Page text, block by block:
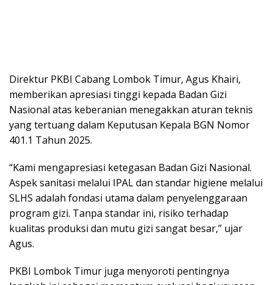
Direktur PKBI Cabang Lombok Timur, Agus Khairi,
memberikan apresiasi tinggi kepada Badan Gizi
Nasional atas keberanian menegakkan aturan teknis
yang tertuang dalam Keputusan Kepala BGN Nomor
401.1 Tahun 2025.
“Kami mengapresiasi ketegasan Badan Gizi Nasional.
Aspek sanitasi melalui IPAL dan standar higiene melalui
SLHS adalah fondasi utama dalam penyelenggaraan
program gizi. Tanpa standar ini, risiko terhadap
kualitas produksi dan mutu gizi sangat besar,” ujar
Agus.
PKBI Lombok Timur juga menyoroti pentingnya